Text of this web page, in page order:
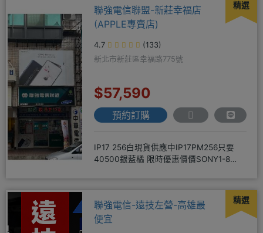
精選
聯強電信聯盟-新莊幸福店
(APPLE專賣店)
4.7
(133)
新北市新莊區幸福路775號
$57,590
預約訂購
IP17 256白現貨供應中IP17PM256只要
40500銀藍橘 限時優惠價價SONY1-8
精選
聯強電信-遠技左營-高雄最
便宜